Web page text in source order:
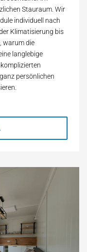
Stauraum. Wir
individuell nach
Klimatisierung bis
warum die
langlebige
persönlichen